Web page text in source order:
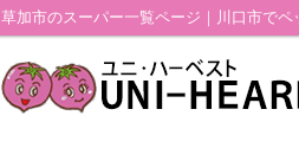
草加市のスーパー一覧ページ｜川口市でペ